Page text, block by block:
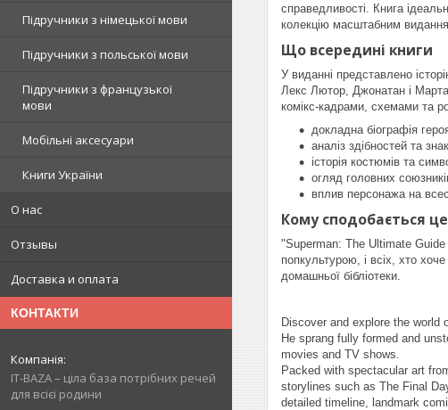
Підручники з німецької мови
Підручники з польської мови
Підручники з французької
мови
Мобільні аксесуари
Книги України
О нас
Отзывы
Доставка и оплата
КОНТАКТИ
IT-BAZA – ціла база потрібних речей
для всієї родини
справедливості. Книга
колекцію масштабним
Що всередині книги
У виданні представлено
Лекс Лютор, Джонатан і Марта
комікс-кадрами, схемами та
докладна біографія
аналіз здібностей та
історія костюмів та
огляд головних
вплив персонажа на
Кому сподобається
"Superman: The Ultimate Guide
попкультурою, і всіх, хто
домашньої бібліотеки.
Discover and explore the world
He sprang fully formed and
movies and TV shows.
Packed with spectacular art
storylines such as The Final
detailed timeline, landmark